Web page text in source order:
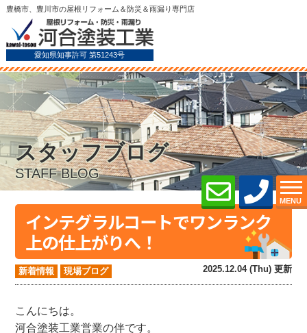
豊橋市、豊川市の屋根リフォーム＆防災＆雨漏り専門店
MENU
愛知県知事許可 第51243号
スタッフブログ
STAFF BLOG
インテグラルコートでワンランク
上の仕上がりへ！
新着情報 現場ブログ 2025.12.04 (Thu) 更新
こんにちは。
河合塗装工業営業の伴です。